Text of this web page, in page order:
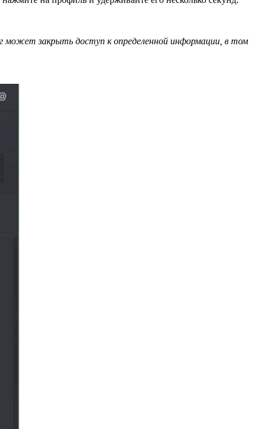
закрыть доступ к определенной информации, в том